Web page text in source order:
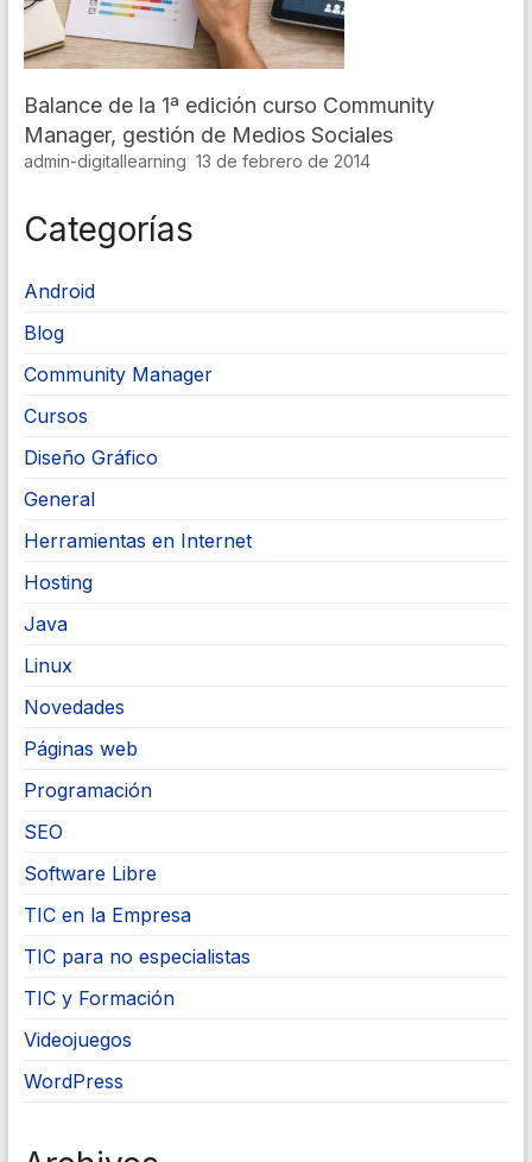
Balance de la 1ª edición curso Community
Manager, gestión de Medios Sociales
admin-digitallearning 13 de febrero de 2014
Categorías
Android
Blog
Community Manager
Cursos
Diseño Gráfico
General
Herramientas en Internet
Hosting
Java
Linux
Novedades
Páginas web
Programación
SEO
Software Libre
TIC en la Empresa
TIC para no especialistas
TIC y Formación
Videojuegos
WordPress